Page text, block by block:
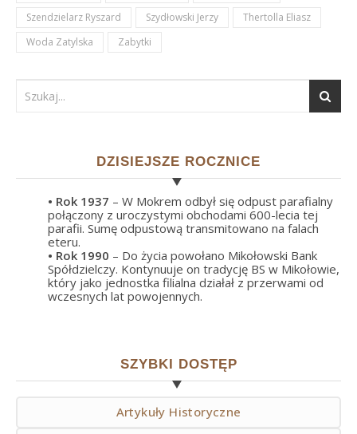
Szendzielarz Ryszard
Szydłowski Jerzy
Thertolla Eliasz
Woda Zatylska
Zabytki
DZISIEJSZE ROCZNICE
• Rok 1937 – W Mokrem odbył się odpust parafialny
połączony z uroczystymi obchodami 600-lecia tej
parafii. Sumę odpustową transmitowano na falach
eteru.
• Rok 1990 – Do życia powołano Mikołowski Bank
Spółdzielczy. Kontynuuje on tradycję BS w Mikołowie,
który jako jednostka filialna działał z przerwami od
wczesnych lat powojennych.
SZYBKI DOSTĘP
Artykuły Historyczne